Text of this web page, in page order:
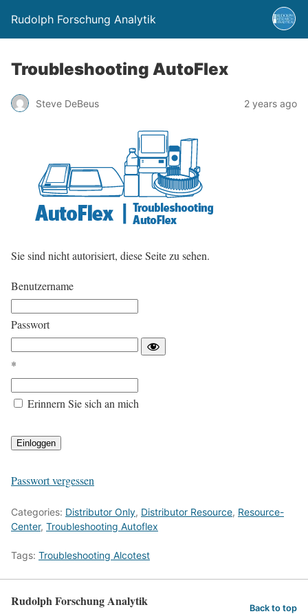
Rudolph Forschung Analytik
Troubleshooting AutoFlex
Steve DeBeus 2 years ago
Sie sind nicht autorisiert, diese Seite zu sehen.
Benutzername
Passwort
*
Erinnern Sie sich an mich
Passwort vergessen
Categories: Distributor Only, Distributor Resource, Resource-
Center, Troubleshooting Autoflex
Tags: Troubleshooting Alcotest
Rudolph Forschung Analytik Back to top